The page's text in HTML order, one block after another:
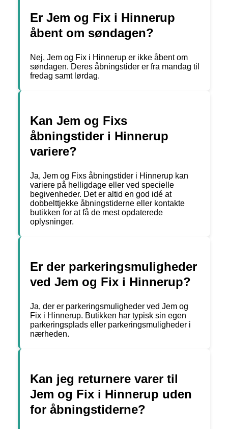
Er Jem og Fix i Hinnerup
åbent om søndagen?
Nej, Jem og Fix i Hinnerup er ikke åbent om
søndagen. Deres åbningstider er fra mandag til
fredag samt lørdag.
Kan Jem og Fixs
åbningstider i Hinnerup
variere?
Ja, Jem og Fixs åbningstider i Hinnerup kan
variere på helligdage eller ved specielle
begivenheder. Det er altid en god idé at
dobbelttjekke åbningstiderne eller kontakte
butikken for at få de mest opdaterede
oplysninger.
Er der parkeringsmuligheder
ved Jem og Fix i Hinnerup?
Ja, der er parkeringsmuligheder ved Jem og
Fix i Hinnerup. Butikken har typisk sin egen
parkeringsplads eller parkeringsmuligheder i
nærheden.
Kan jeg returnere varer til
Jem og Fix i Hinnerup uden
for åbningstiderne?